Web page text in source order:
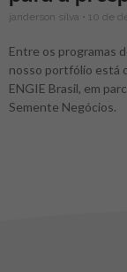
janderson silva 10 de
Entre os programas
nosso portfólio está
ENGIE Brasil, em
Semente Negócios.